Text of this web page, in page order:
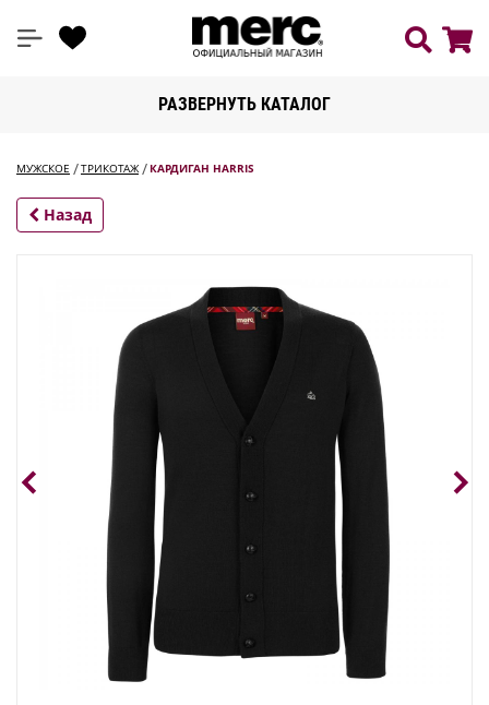
РАЗВЕРНУТЬ КАТАЛОГ
МУЖСКОЕ ТРИКОТАЖ КАРДИГАН HARRIS
Назад